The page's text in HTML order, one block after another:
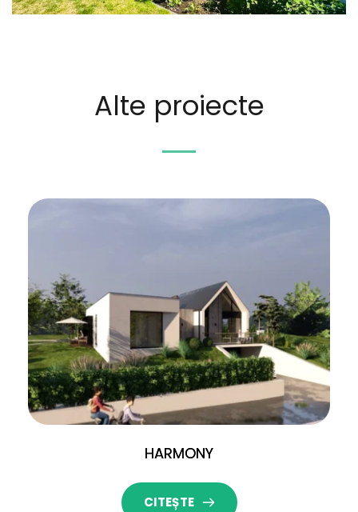
Alte proiecte
HARMONY
CITEȘTE